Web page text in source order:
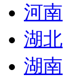
河南
湖北
湖南